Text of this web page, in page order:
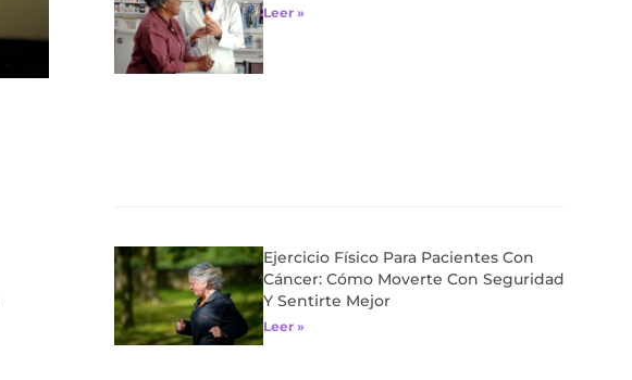
Leer »
Ejercicio Físico Para Pacientes Con
Cáncer: Cómo Moverte Con Seguridad
Y Sentirte Mejor
Leer »